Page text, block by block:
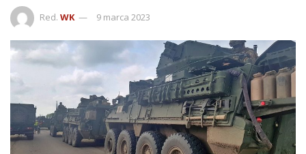
Red. WK 9 marca 2023